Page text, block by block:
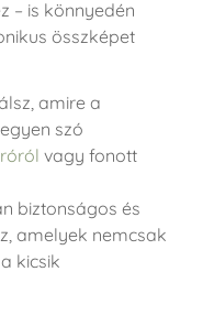
– is könnyedén
összképet
amire a
szó
vagy fonott
biztonságos és
amelyek nemcsak
kicsik